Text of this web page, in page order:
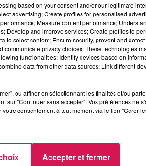
based on your consent and/or our legitimate
advertising; Create profiles for personalised
Measure content performance;
Develop and improve services; Create profiles to
to select content; Ensure security, prevent and
communicate privacy choices. These technologies
functionalities: Identify devices based on
data from other data sources; Link different
ou affiner en sélectionnant les finalités et/ou
sur "Continuer sans accepter". Vos préférences ne
consentement à tout moment via le lien "Gérer
Accepter et fermer